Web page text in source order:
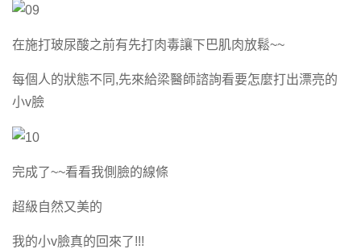
在施打玻尿酸之前有先打肉毒讓下巴肌肉放鬆~~
每個人的狀態不同,先來給梁醫師諮詢看要怎麼打出漂亮的
小v臉
完成了~~看看我側臉的線條
超級自然又美的
我的小v臉真的回來了!!!